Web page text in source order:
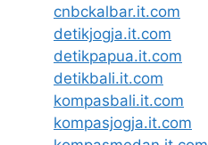
cnbckalbar.it.com
detikjogja.it.com
detikpapua.it.com
detikbali.it.com
kompasbali.it.com
kompasjogja.it.com